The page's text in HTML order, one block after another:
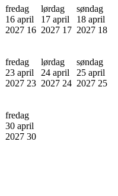
fredag
16 april
2027 16
lørdag
17 april
2027 17
søndag
18 april
2027 18
fredag
23 april
2027 23
lørdag
24 april
2027 24
søndag
25 april
2027 25
fredag
30 april
2027 30